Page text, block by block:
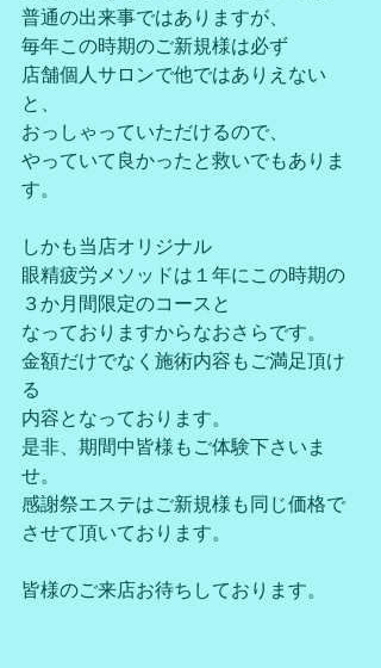
普通の出来事ではありますが、
毎年この時期のご新規様は必ず
店舗個人サロンで他ではありえない
と、
おっしゃっていただけるので、
やっていて良かったと救いでもありま
す。
しかも当店オリジナル
眼精疲労メソッドは１年にこの時期の
３か月間限定のコースと
なっておりますからなおさらです。
金額だけでなく施術内容もご満足頂け
る
内容となっております。
是非、期間中皆様もご体験下さいま
せ。
感謝祭エステはご新規様も同じ価格で
させて頂いております。
皆様のご来店お待ちしております。